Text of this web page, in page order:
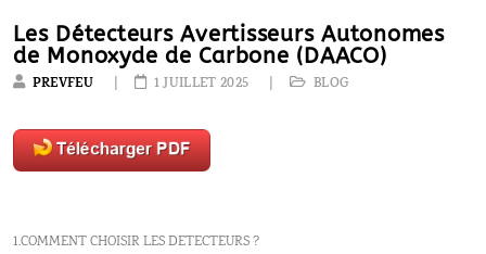
Les Détecteurs Avertisseurs Autonomes
de Monoxyde de Carbone (DAACO)
PREVFEU BLOG
1 JUILLET 2025
1.COMMENT CHOISIR LES DETECTEURS ?